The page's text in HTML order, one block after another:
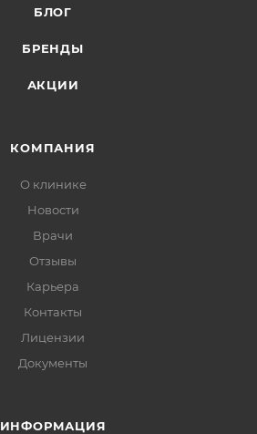
БЛОГ
БРЕНДЫ
АКЦИИ
КОМПАНИЯ
О клинике
Новости
Врачи
Отзывы
Карьера
Контакты
Лицензии
Документы
ИНФОРМАЦИЯ